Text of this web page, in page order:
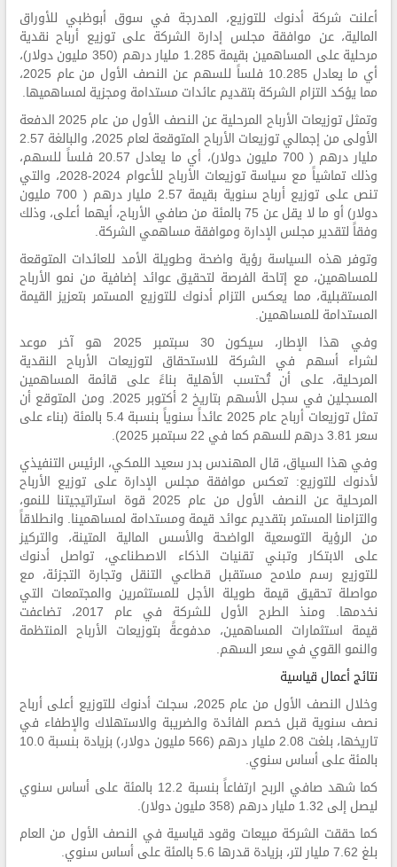
أعلنت شركة أدنوك للتوزيع، المدرجة في سوق أبوظبي للأوراق
المالية، عن موافقة مجلس إدارة الشركة على توزيع أرباح نقدية
مرحلية على المساهمين بقيمة 1.285 مليار درهم (350 مليون دولار)،
أي ما يعادل 10.285 فلساً للسهم عن النصف الأول من عام 2025،
مما يؤكد التزام الشركة بتقديم عائدات مستدامة ومجزية لمساهميها.
وتمثل توزيعات الأرباح المرحلية عن النصف الأول من عام 2025 الدفعة
الأولى من إجمالي توزيعات الأرباح المتوقعة لعام 2025، والبالغة 2.57
مليار درهم ( 700 مليون دولار)، أي ما يعادل 20.57 فلساً للسهم،
وذلك تماشياً مع سياسة توزيعات الأرباح للأعوام 2024-2028، والتي
تنص على توزيع أرباح سنوية بقيمة 2.57 مليار درهم ( 700 مليون
دولار) أو ما لا يقل عن 75 بالمئة من صافي الأرباح، أيهما أعلى، وذلك
وفقاً لتقدير مجلس الإدارة وموافقة مساهمي الشركة.
وتوفر هذه السياسة رؤية واضحة وطويلة الأمد للعائدات المتوقعة
للمساهمين، مع إتاحة الفرصة لتحقيق عوائد إضافية من نمو الأرباح
المستقبلية، مما يعكس التزام أدنوك للتوزيع المستمر بتعزيز القيمة
المستدامة للمساهمين.
وفي هذا الإطار، سيكون 30 سبتمبر 2025 هو آخر موعد
لشراء أسهم في الشركة للاستحقاق لتوزيعات الأرباح النقدية
المرحلية، على أن تُحتسب الأهلية بناءً على قائمة المساهمين
المسجلين في سجل الأسهم بتاريخ 2 أكتوبر 2025. ومن المتوقع أن
تمثل توزيعات أرباح عام 2025 عائداً سنوياً بنسبة 5.4 بالمئة (بناء على
سعر 3.81 درهم للسهم كما في 22 سبتمبر 2025).
وفي هذا السياق، قال المهندس بدر سعيد اللمكي، الرئيس التنفيذي
لأدنوك للتوزيع: تعكس موافقة مجلس الإدارة على توزيع الأرباح
المرحلية عن النصف الأول من عام 2025 قوة استراتيجيتنا للنمو،
والتزامنا المستمر بتقديم عوائد قيمة ومستدامة لمساهمينا. وانطلاقاً
من الرؤية التوسعية الواضحة والأسس المالية المتينة، والتركيز
على الابتكار وتبني تقنيات الذكاء الاصطناعي، تواصل أدنوك
للتوزيع رسم ملامح مستقبل قطاعي التنقل وتجارة التجزئة، مع
مواصلة تحقيق قيمة طويلة الأجل للمستثمرين والمجتمعات التي
نخدمها. ومنذ الطرح الأول للشركة في عام 2017، تضاعفت
قيمة استثمارات المساهمين، مدفوعةً بتوزيعات الأرباح المنتظمة
والنمو القوي في سعر السهم.
نتائج أعمال قياسية
وخلال النصف الأول من عام 2025، سجلت أدنوك للتوزيع أعلى أرباح
نصف سنوية قبل خصم الفائدة والضريبة والاستهلاك والإطفاء في
تاريخها، بلغت 2.08 مليار درهم (566 مليون دولار،) بزيادة بنسبة 10.0
بالمئة على أساس سنوي.
كما شهد صافي الربح ارتفاعاً بنسبة 12.2 بالمئة على أساس سنوي
ليصل إلى 1.32 مليار درهم (358 مليون دولار).
كما حققت الشركة مبيعات وقود قياسية في النصف الأول من العام
بلغ 7.62 مليار لتر، بزيادة قدرها 5.6 بالمئة على أساس سنوي.